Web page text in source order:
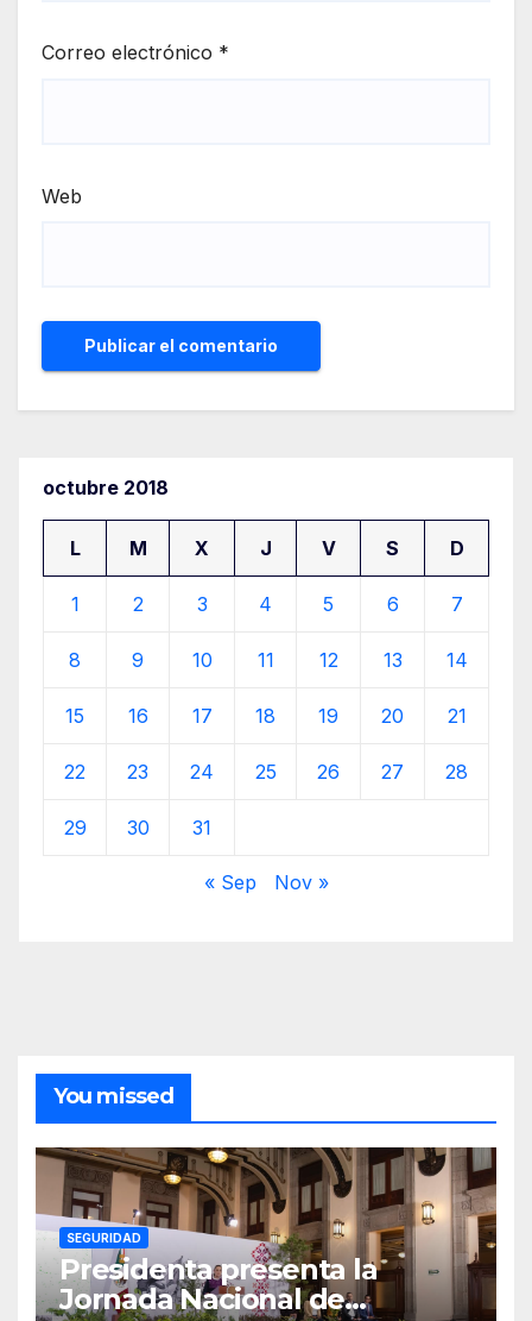
Correo electrónico *
Web
octubre 2018
L M X J V S D
1 2 3 4 5 6 7
8 9 10 11 12 13 14
15 16 17 18 19 20 21
22 23 24 25 26 27 28
29 30 31
« Sep Nov »
You missed
SEGURIDAD
Presidenta presenta la
Jornada Nacional de